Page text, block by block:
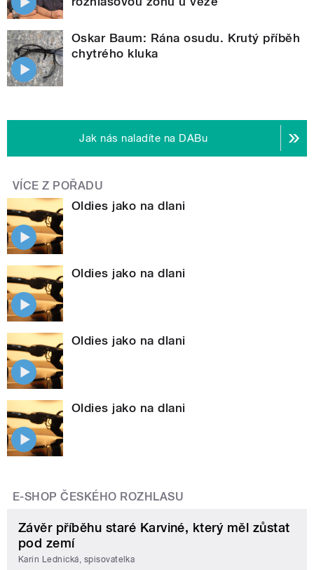
Oskar Baum: Rána osudu. Krutý příběh
chytrého kluka
Jak nás naladíte na DABu
VÍCE Z POŘADU
Oldies jako na dlani
Oldies jako na dlani
Oldies jako na dlani
Oldies jako na dlani
E-SHOP ČESKÉHO ROZHLASU
Závěr příběhu staré Karviné, který měl zůstat
pod zemí
Karin Lednická, spisovatelka